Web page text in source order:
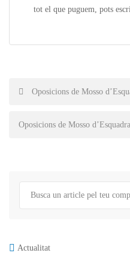
tot el que puguem, pots
Post
navigation
Oposicions de Mosso
Oposicions de Mosso
Actualitat